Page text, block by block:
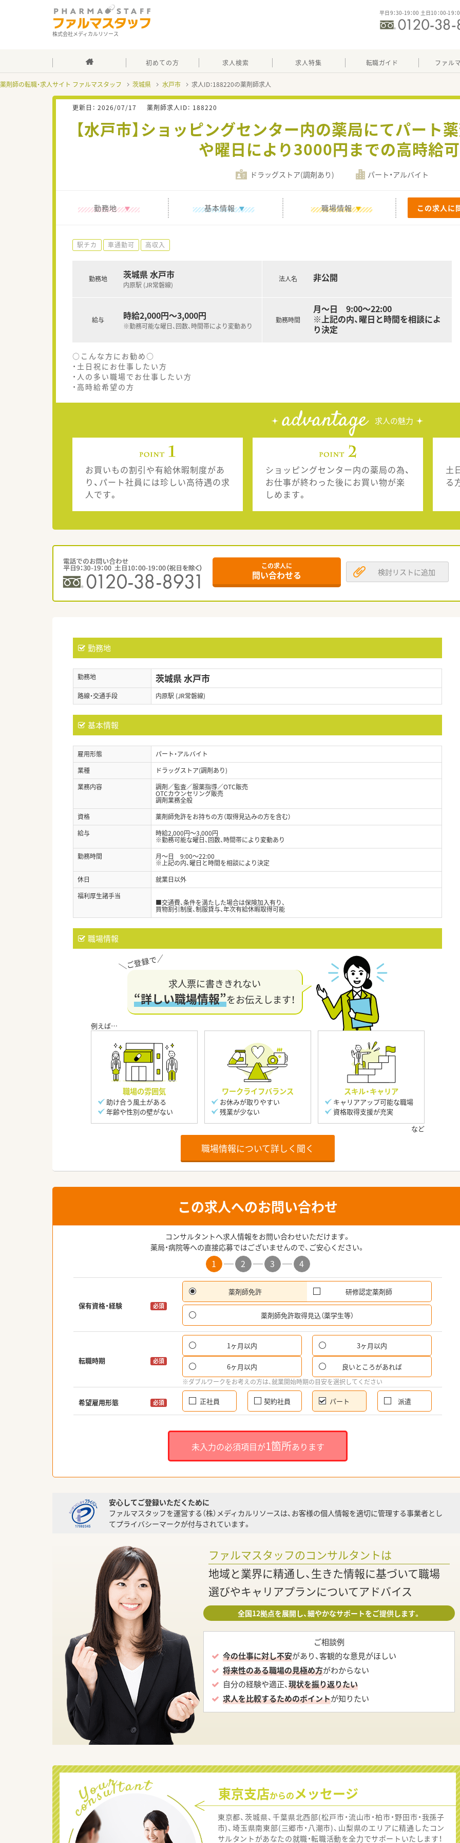
株式会社メディカルリソース
平日9：30-19：00 土日10：00-19：
初めての方 求人検索 求人特集 転職ガイド ファル
薬剤師の転職・求人サイト ファルマスタッフ 茨城県 水戸市 求人ID：188220の薬剤師求人
更新日： 2026/07/17 薬剤師求人ID： 188220
【水戸市】ショッピングセンター内の薬局にてパート
や曜日により3000円までの高時給
ドラッグストア(調剤あり) パート・アルバイト
勤務地 基本情報 職場情報 この求人に
駅チカ 車通勤可 高収入
勤務地 茨城県 水戸市
内原駅 (JR常磐線)
給与 時給2,000円～3,000円
※勤務可能な曜日、回数、時間帯により変動あり
法人名 非公開
勤務時間
月～日 9:00～22:00
※上記の内、曜日と時間を相談によ
り決定
○こんな方にお勧め○
・土日祝にお仕事したい方
・人の多い職場でお仕事したい方
・高時給希望の方
advantage 求人の魅力
お買いもの割引や有給休暇制度があ
り、パート社員には珍しい高待遇の求
人です。
ショッピングセンター内の薬局の為、
お仕事が終わった後にお買い物が楽
しめます。
土
る
この求人に
問い合わせる 検討リストに追加
勤務地
勤務地 茨城県 水戸市
路線・交通手段 内原駅 (JR常磐線)
基本情報
雇用形態
パート・アルバイト
業種
ドラッグストア(調剤あり)
業務内容
調剤／監査／服薬指導／OTC販売
OTCカウンセリング販売
調剤業務全般
資格
薬剤師免許をお持ちの方（取得見込みの方を含む）
給与
時給2,000円～3,000円
※勤務可能な曜日、回数、時間帯により変動あり
勤務時間
月～日 9:00～22:00
※上記の内、曜日と時間を相談により決定
休日
就業日以外
福利厚生諸手当
■交通費、条件を満たした場合は保険加入有り、
買物割引制度、制服貸与、年次有給休暇取得可能
職場情報
求人票に書ききれない
“詳しい職場情報”をお伝えします！
職場の雰囲気
助け合う風土がある
年齢や性別の壁がない
ワークライフバランス
お休みが取りやすい
残業が少ない
スキル・キャリア
キャリアアップ可能な職場
資格取得支援が充実
職場情報について詳しく聞く
この求人へのお問い合わせ
コンサルタントへ求人情報をお問い合わせいただけます。
薬局・病院等への直接応募ではございませんので、ご安心ください。
1 2 3 4
保有資格・経験 必須
薬剤師免許 研修認定薬剤師
薬剤師免許取得見込（薬学生等）
転職時期 必須
1ヶ月以内 3ヶ月以内
6ヶ月以内 良いところがあれば
※ダブルワークをお考えの方は、就業開始時期の目安を選択してください
希望雇用形態 必須 正社員 契約社員 パート 派遣
未入力の必須項目が1箇所あります
安心してご登録いただくために
ファルマスタッフを運営する（株）メディカルリソースは、お客様の個人情報を適切に管理する事業者とし
てプライバシーマークが付与されています。
ファルマスタッフのコンサルタントは
地域と業界に精通し、生きた情報に基づいて職場
選びやキャリアプランについてアドバイス
全国12拠点を展開し、細やかなサポートをご提供します。
ご相談例
今の仕事に対し不安があり、客観的な意見がほしい
将来性のある職場の見極め方がわからない
自分の経験や適正、現状を振り返りたい
求人を比較するためのポイントが知りたい
東京支店からのメッセージ
東京都、茨城県、千葉県北西部(松戸市・流山市・柏市・野田市・我孫子
市)、埼玉県南東部(三郷市・八潮市)、山梨県のエリアに精通したコン
サルタントがあなたの就職・転職活動を全力でサポートいたします！